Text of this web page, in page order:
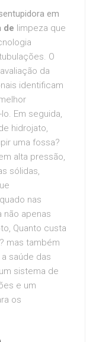
em
de limpeza que
O
da
identificam
Em seguida,
hidrojato,
uma fossa?
alta pressão,
sólidas,
nas
não apenas
Quanto custa
mas também
saúde das
sistema de
e um
os